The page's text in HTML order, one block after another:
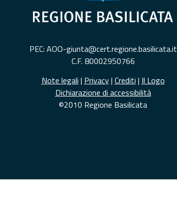
PEC: AOO-giunta@cert.regione.basilicata.it
C.F. 80002950766
Note legali | Privacy| Crediti | Il Logo
Dichiarazione di accessibilità
©2010 Regione Basilicata